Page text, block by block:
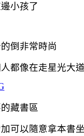
小孩了
倒非常時尚
都像在走星光大
藏書區
可以隨意拿本書